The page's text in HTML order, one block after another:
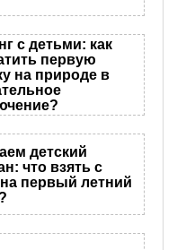
с детьми: как
первую
на природе в
детский
что взять с
первый летний